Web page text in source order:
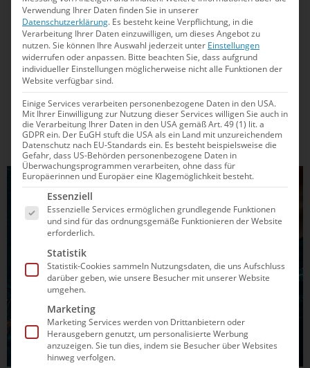
Weltrekord bei den Masters
Ein spontaner Wettkampf führt zu einem überraschenden
Weltrekord: Lea Boy beweist einmal mehr, wie
unberechenbar der Schwimmsport sein kann. Was hinter
dem Rekord und dem Ausflug zu den Masters steckt – und
welche Pläne sie für die Weltmeisterschaften in Singapur...
Verwendung Ihrer Daten finden Sie in unserer
Datenschutzerklärung. Es besteht keine Verpflichtung, in die
Verarbeitung Ihrer Daten einzuwilligen, um dieses Angebot zu
nutzen.Sie können Ihre Auswahl jederzeit unter Einstellungen
widerrufen oder anpassen. Bitte beachten Sie, dass aufgrund
individueller Einstellungen möglicherweise nicht alle Funktionen der
Website verfügbar sind.
Einige Services verarbeiten personenbezogene Daten in den USA.
Mit Ihrer Einwilligung zur Nutzung dieser Services willigen Sie auch in
die Verarbeitung Ihrer Daten in den USA gemäß Art. 49 (1) lit. a
GDPR ein. Der EuGH stuft die USA als ein Land mit unzureichendem
Datenschutz nach EU-Standards ein. Es besteht beispielsweise die
Gefahr, dass US-Behörden personenbezogene Daten in
Überwachungsprogrammen verarbeiten, ohne dass für
Europäerinnen und Europäer eine Klagemöglichkeit besteht.
Es folgt eine Liste der Service-Gruppen, für die
Essenziell
Essenzielle Services ermöglichen grundlegende Funktionen
und sind für das ordnungsgemäße Funktionieren der Website
erforderlich.
Statistik
Statistik-Cookies sammeln Nutzungsdaten, die uns Aufschluss
darüber geben, wie unsere Besucher mit unserer Website
umgehen.
Marketing
Marketing Services werden von Drittanbietern oder
Herausgebern genutzt, um personalisierte Werbung
anzuzeigen. Sie tun dies, indem sie Besucher über Websites
hinweg verfolgen.